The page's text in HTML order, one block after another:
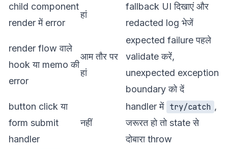
child component
render में error
हां
fallback UI दिखाएं और
redacted log भेजें
render flow वाले
hook या memo की
error
आम तौर पर
हां
expected failure पहले
validate करें,
unexpected exception
boundary को दें
button click या
form submit
handler
नहीं
handler में try/catch ,
जरूरत हो तो state से
दोबारा throw